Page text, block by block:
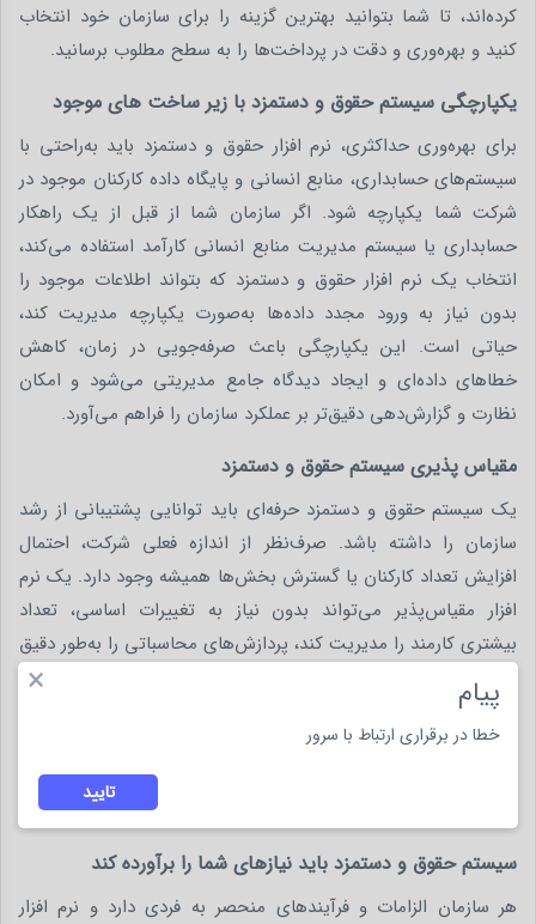
کرده‌اند، تا شما بتوانید بهترین گزینه را برای سازمان خود انتخاب
کنید و بهره‌وری و دقت در پرداخت‌ها را به سطح مطلوب برسانید.
یکپارچگی سیستم حقوق و دستمزد با زیر ساخت های موجود
برای بهره‌وری حداکثری، نرم‌ افزار حقوق و دستمزد باید به‌راحتی با
سیستم‌های حسابداری، منابع انسانی و پایگاه داده کارکنان موجود در
شرکت شما یکپارچه شود. اگر سازمان شما از قبل از یک راهکار
حسابداری یا سیستم مدیریت منابع انسانی کارآمد استفاده می‌کند،
انتخاب یک نرم‌ افزار حقوق و دستمزد که بتواند اطلاعات موجود را
بدون نیاز به ورود مجدد داده‌ها به‌صورت یکپارچه مدیریت کند،
حیاتی است. این یکپارچگی باعث صرفه‌جویی در زمان، کاهش
خطاهای داده‌ای و ایجاد دیدگاه جامع مدیریتی می‌شود و امکان
نظارت و گزارش‌دهی دقیق‌تر بر عملکرد سازمان را فراهم می‌آورد.
مقیاس پذیری سیستم حقوق و دستمزد
یک سیستم حقوق و دستمزد حرفه‌ای باید توانایی پشتیبانی از رشد
سازمان را داشته باشد. صرف‌نظر از اندازه فعلی شرکت، احتمال
افزایش تعداد کارکنان یا گسترش بخش‌ها همیشه وجود دارد. یک نرم‌
افزار مقیاس‌پذیر می‌تواند بدون نیاز به تغییرات اساسی، تعداد
بیشتری کارمند را مدیریت کند، پردازش‌های محاسباتی را به‌طور دقیق
انجام دهد و گزارش‌های جامع ارائه دهد. این ویژگی باعث می‌شود
که حتی در شرایط رشد سریع یا تغییرات ساختاری، سیستم حقوق و
دستمزد به صورت کارآمد عمل کند و نیازی به مهاجرت به راهکار
دیگری نباشد، در نتیجه هزینه و پیچیدگی مدیریت منابع انسانی
سیستم حقوق و دستمزد باید نیازهای شما را برآورده کند
هر سازمان الزامات و فرآیندهای منحصر به فردی دارد و نرم‌ افزار
× پیام
خطا در برقراری ارتباط با سرور
تایید